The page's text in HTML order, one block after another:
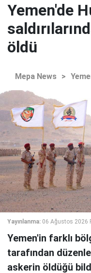
Yemen'de
öldü
Mepa News >
Yayınlanma: 06 Ağustos 2026
Yemen'in farklı
tarafından
askerin öldüğü